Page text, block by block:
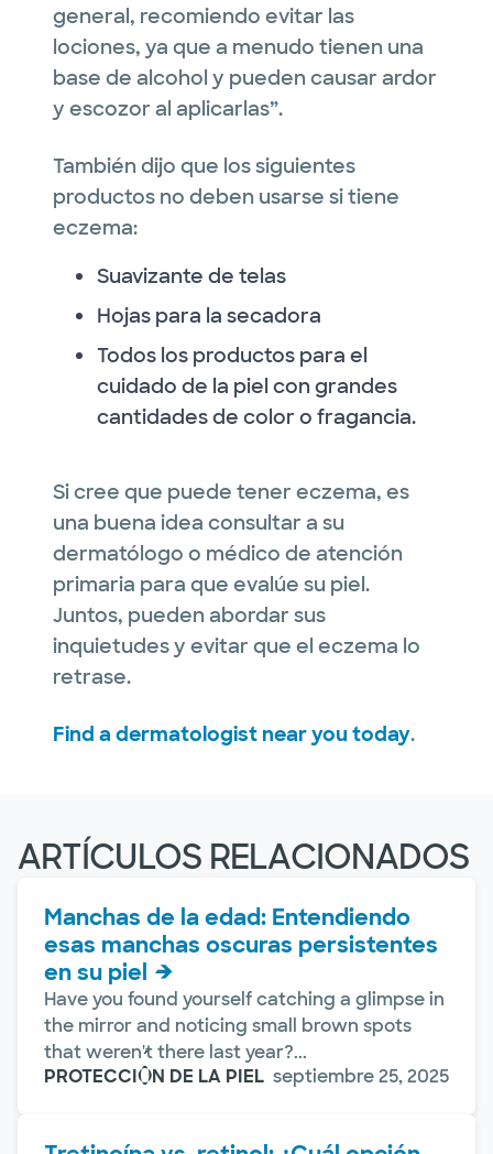
general, recomiendo evitar las
lociones, ya que a menudo tienen una
base de alcohol y pueden causar ardor
y escozor al aplicarlas”.
También dijo que los siguientes
productos no deben usarse si tiene
eczema:
Suavizante de telas
Hojas para la secadora
Todos los productos para el
cuidado de la piel con grandes
cantidades de color o fragancia.
Si cree que puede tener eczema, es
una buena idea consultar a su
dermatólogo o médico de atención
primaria para que evalúe su piel.
Juntos, pueden abordar sus
inquietudes y evitar que el eczema lo
retrase.
Find a dermatologist near you today.
ARTÍCULOS RELACIONADOS
Manchas de la edad: Entendiendo
esas manchas oscuras persistentes
en su piel
Have you found yourself catching a glimpse in
the mirror and noticing small brown spots
that weren't there last year?...
PROTECCIÓN DE LA PIEL septiembre 25, 2025